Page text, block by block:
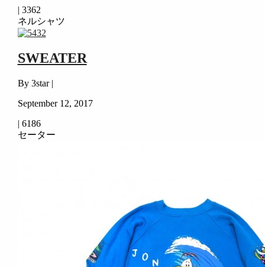
| 3362
ネルシャツ
SWEATER
By 3star |
September 12, 2017
| 6186
セーター